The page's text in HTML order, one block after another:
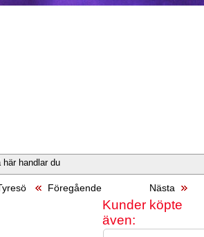
här handlar du
Föregående Nästa
Kunder köpte
även: